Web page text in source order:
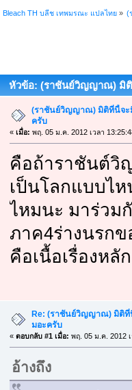
Bleach TH บลีช เทพมรณะ แปลไทย» (
หัวข้อ: (ราชันย์วิญญาณ) มิติ
(ราชันย์วิญญาณ) มิติที่นี้จะ
ครับ
« เมื่อ: พฤ. 05 ม.ค. 2012 เวลา
คือถ้าราชันต์วิ
เป็นโลกแบบไ
ไหมนะ มาร่วม
ภาค4ร่างนรกข
คือเนื้อเรื่องหลั
Re: (ราชันย์วิญญาณ) มิติที่
มอะครับ
« ตอบกลับ #1 เมื่อ: พฤ. 05 ม.ค. 2012
อ้างถึง